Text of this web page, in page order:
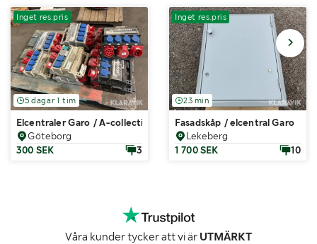
Inget res.pris
5 dagar 1 tim
Elcentraler Garo / A-collection 11 st
Göteborg
300 SEK
3
Inget res.pris
23 min
Fasadskåp / elcentral Garo
Lekeberg
1 700 SEK
10
Våra kunder tycker att vi är UTMÄRKT